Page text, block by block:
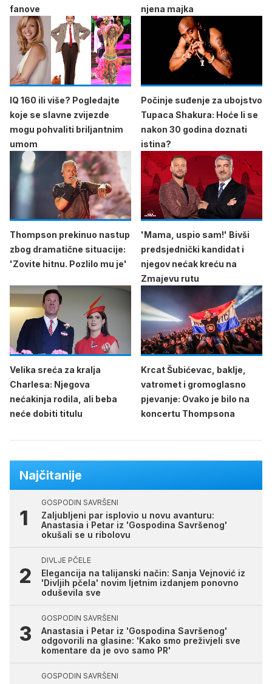
fanove
njena majka
IQ 160 ili više? Pogledajte
koje se slavne zvijezde
mogu pohvaliti briljantnim
umom
Počinje suđenje za ubojstvo
Tupaca Shakura: Hoće li se
nakon 30 godina doznati
istina?
Thompson prekinuo nastup
zbog dramatične situacije:
'Zovite hitnu. Pozlilo mu je'
'Mama, uspio sam!' Bivši
predsjednički kandidat i
njegov nećak kreću na
Zmajevu rutu
Velika sreća za kralja
Charlesa: Njegova
nećakinja rodila, ali beba
neće dobiti titulu
Krcat Šubićevac, baklje,
vatromet i gromoglasno
pjevanje: Ovako je bilo na
koncertu Thompsona
Najčitanije
GOSPODIN SAVRŠENI
Zaljubljeni par isplovio u novu avanturu:
Anastasia i Petar iz 'Gospodina Savršenog'
okušali se u ribolovu
DIVLJE PČELE
Elegancija na talijanski način: Sanja Vejnović iz
'Divljih pčela' novim ljetnim izdanjem ponovno
oduševila sve
GOSPODIN SAVRŠENI
Anastasia i Petar iz 'Gospodina Savršenog'
odgovorili na glasine: 'Kako smo preživjeli sve
komentare da je ovo samo PR'
GOSPODIN SAVRŠENI